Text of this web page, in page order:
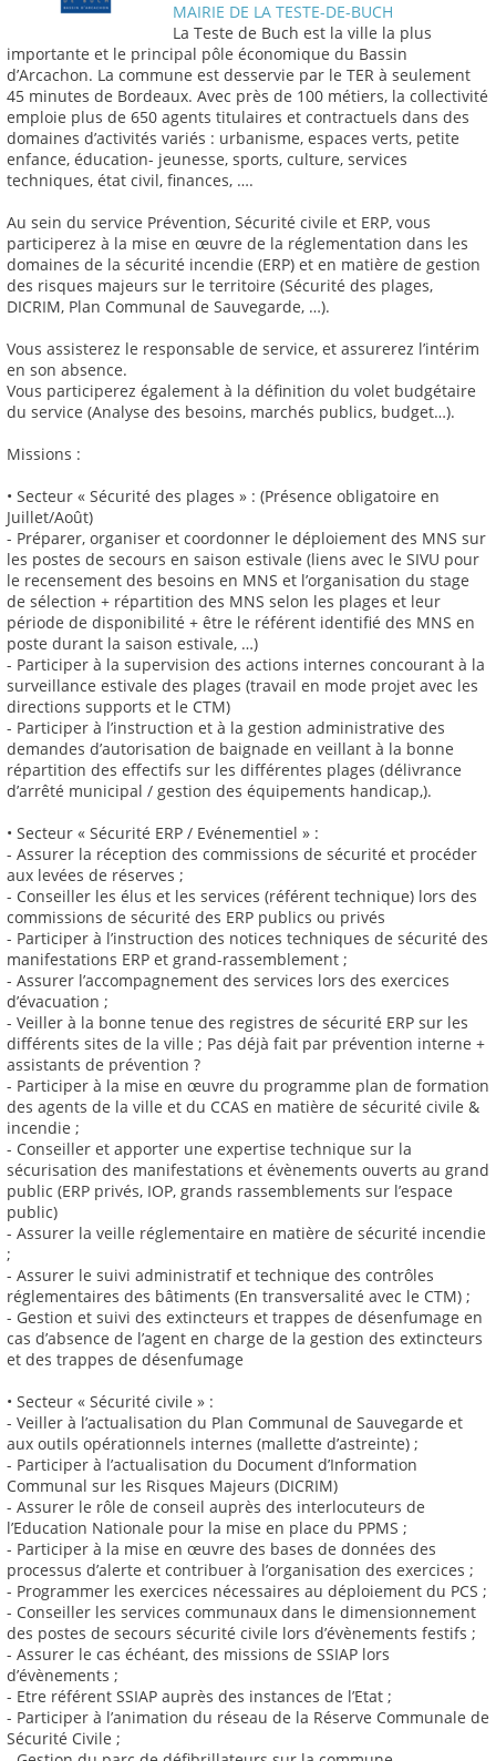
MAIRIE DE LA TESTE-DE-BUCH
La Teste de Buch est la ville la plus
importante et le principal pôle économique du Bassin
d’Arcachon. La commune est desservie par le TER à seulement
45 minutes de Bordeaux. Avec près de 100 métiers, la collectivité
emploie plus de 650 agents titulaires et contractuels dans des
domaines d’activités variés : urbanisme, espaces verts, petite
enfance, éducation- jeunesse, sports, culture, services
techniques, état civil, finances, ….
Au sein du service Prévention, Sécurité civile et ERP, vous
participerez à la mise en œuvre de la réglementation dans les
domaines de la sécurité incendie (ERP) et en matière de gestion
des risques majeurs sur le territoire (Sécurité des plages,
DICRIM, Plan Communal de Sauvegarde, …).
Vous assisterez le responsable de service, et assurerez l’intérim
en son absence.
Vous participerez également à la définition du volet budgétaire
du service (Analyse des besoins, marchés publics, budget…).
Missions :
• Secteur « Sécurité des plages » : (Présence obligatoire en
Juillet/Août)
- Préparer, organiser et coordonner le déploiement des MNS sur
les postes de secours en saison estivale (liens avec le SIVU pour
le recensement des besoins en MNS et l’organisation du stage
de sélection + répartition des MNS selon les plages et leur
période de disponibilité + être le référent identifié des MNS en
poste durant la saison estivale, …)
- Participer à la supervision des actions internes concourant à la
surveillance estivale des plages (travail en mode projet avec les
directions supports et le CTM)
- Participer à l’instruction et à la gestion administrative des
demandes d’autorisation de baignade en veillant à la bonne
répartition des effectifs sur les différentes plages (délivrance
d’arrêté municipal / gestion des équipements handicap,).
• Secteur « Sécurité ERP / Evénementiel » :
- Assurer la réception des commissions de sécurité et procéder
aux levées de réserves ;
- Conseiller les élus et les services (référent technique) lors des
commissions de sécurité des ERP publics ou privés
- Participer à l’instruction des notices techniques de sécurité des
manifestations ERP et grand-rassemblement ;
- Assurer l’accompagnement des services lors des exercices
d’évacuation ;
- Veiller à la bonne tenue des registres de sécurité ERP sur les
différents sites de la ville ; Pas déjà fait par prévention interne +
assistants de prévention ?
- Participer à la mise en œuvre du programme plan de formation
des agents de la ville et du CCAS en matière de sécurité civile &
incendie ;
- Conseiller et apporter une expertise technique sur la
sécurisation des manifestations et évènements ouverts au grand
public (ERP privés, IOP, grands rassemblements sur l’espace
public)
- Assurer la veille réglementaire en matière de sécurité incendie
;
- Assurer le suivi administratif et technique des contrôles
réglementaires des bâtiments (En transversalité avec le CTM) ;
- Gestion et suivi des extincteurs et trappes de désenfumage en
cas d’absence de l’agent en charge de la gestion des extincteurs
et des trappes de désenfumage
• Secteur « Sécurité civile » :
- Veiller à l’actualisation du Plan Communal de Sauvegarde et
aux outils opérationnels internes (mallette d’astreinte) ;
- Participer à l’actualisation du Document d’Information
Communal sur les Risques Majeurs (DICRIM)
- Assurer le rôle de conseil auprès des interlocuteurs de
l’Education Nationale pour la mise en place du PPMS ;
- Participer à la mise en œuvre des bases de données des
processus d’alerte et contribuer à l’organisation des exercices ;
- Programmer les exercices nécessaires au déploiement du PCS ;
- Conseiller les services communaux dans le dimensionnement
des postes de secours sécurité civile lors d’évènements festifs ;
- Assurer le cas échéant, des missions de SSIAP lors
d’évènements ;
- Etre référent SSIAP auprès des instances de l’Etat ;
- Participer à l’animation du réseau de la Réserve Communale de
Sécurité Civile ;